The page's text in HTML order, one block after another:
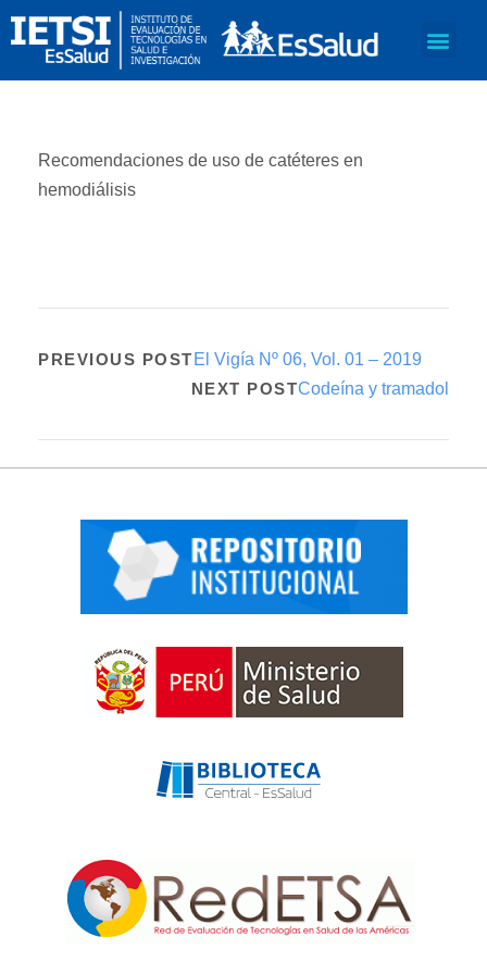
Recomendaciones de uso de catéteres en
hemodiálisis
PREVIOUS POST El Vigía Nº 06, Vol. 01 – 2019
NEXT POSTCodeína y tramadol